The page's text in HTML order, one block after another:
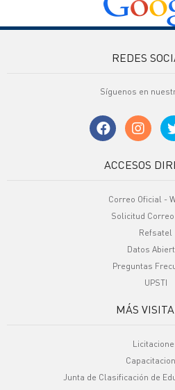
REDES
Síguenos en
ACCESOS
Correo Oficial -
Solicitud
Refsatel
Datos
Preguntas
UPSTI
MÁS
Junta de Clasificación de